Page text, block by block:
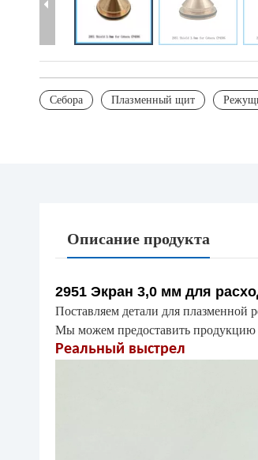
Себора Плазменный щит
Описание продукта
2951 Экран 3,0 мм для
Поставляем детали для
Мы можем предоставить
Реальный выстрел